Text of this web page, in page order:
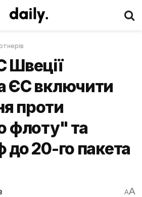
Швеції
ЄС включити
проти
флоту" та
до 20-го пакета
AA